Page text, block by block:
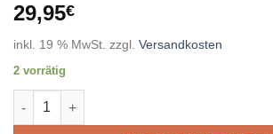
29,95€
inkl. 19 % MwSt. zzgl. Versandkosten
2 vorrätig
PUMA - BASE Shopper PUMA BLACK Menge